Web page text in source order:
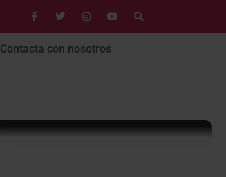
Contacta con nosotros